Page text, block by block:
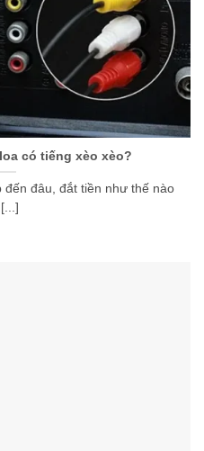
có tiếng xèo xèo?
đến đâu, đắt tiền như thế nào